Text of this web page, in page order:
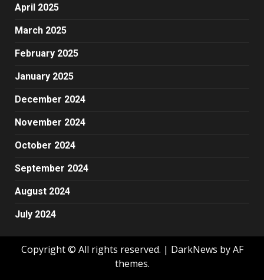
April 2025
March 2025
February 2025
January 2025
December 2024
November 2024
October 2024
September 2024
August 2024
July 2024
Copyright © All rights reserved. | DarkNews by AF
themes.